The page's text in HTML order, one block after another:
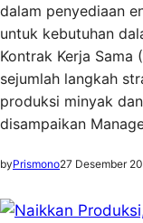
dalam penyediaan
untuk kebutuhan
Kontrak Kerja Sama
sejumlah langkah
produksi minyak
disampaikan
byPrismono27 Desember